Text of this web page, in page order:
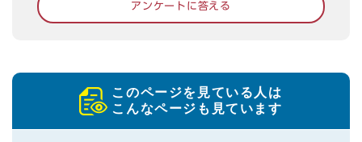
アンケートに答える
このページを見ている人は
こんなページも見ています